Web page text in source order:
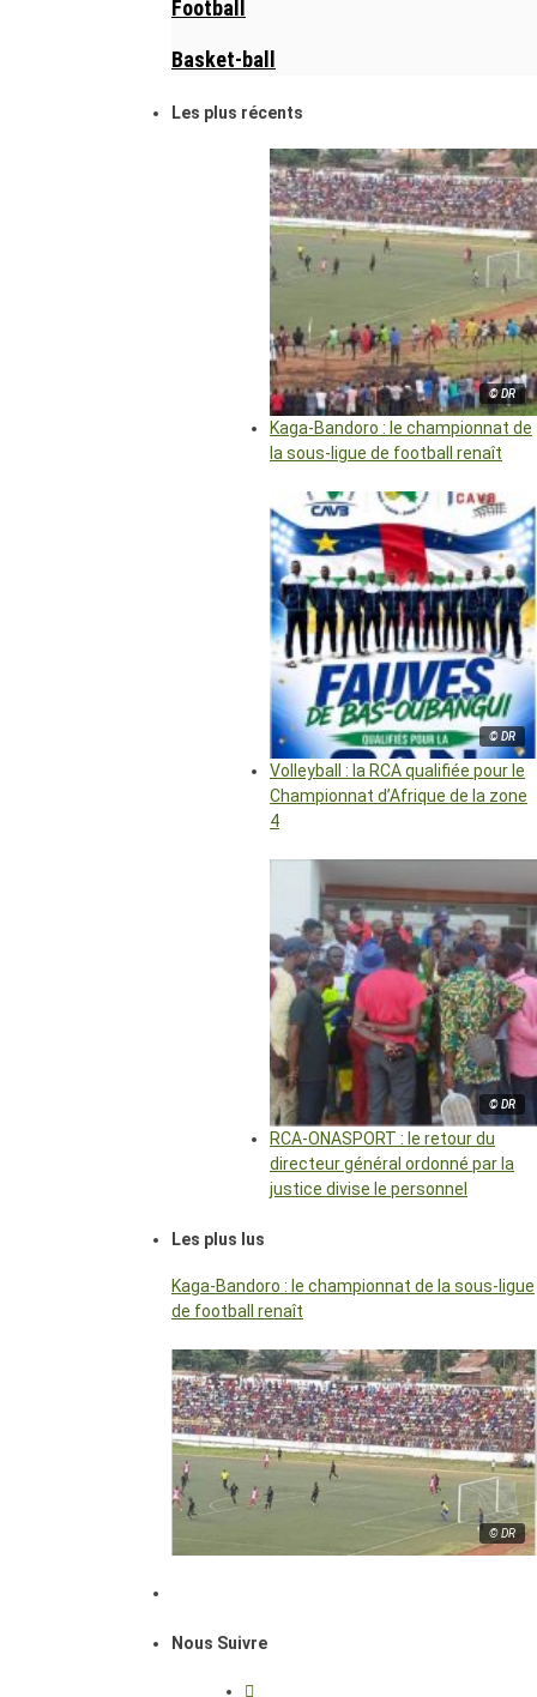
Football
Basket-ball
Les plus récents
© DR
Kaga-Bandoro : le championnat de
la sous-ligue de football renaît
© DR
Volleyball : la RCA qualifiée pour le
Championnat d’Afrique de la zone
4
© DR
RCA-ONASPORT : le retour du
directeur général ordonné par la
justice divise le personnel
Les plus lus
Kaga-Bandoro : le championnat de la sous-ligue
de football renaît
© DR
Nous Suivre